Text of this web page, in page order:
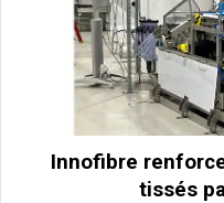
Innofibre
tissés